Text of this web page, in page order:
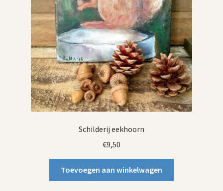
Schilderij eekhoorn
€9,50
Toevoegen aan winkelwagen